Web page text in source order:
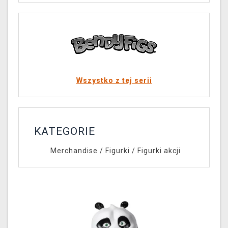
Wszystko z tej serii
KATEGORIE
Merchandise / Figurki / Figurki akcji